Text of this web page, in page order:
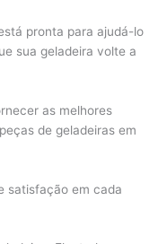
pronta para ajudá-lo
sua geladeira volte a
as melhores
de geladeiras em
satisfação em cada